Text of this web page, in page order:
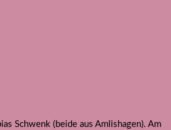
Schwenk (beide aus Amlishagen). Am